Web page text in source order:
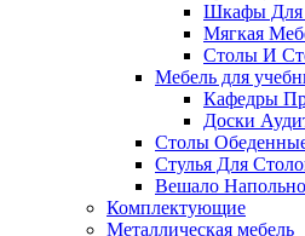
Шкафы
Мягкая
Столы И
Мебель для
Кафедры
Доски
Столы
Стулья Для
Вешало
Комплектующие
Металлическая мебель